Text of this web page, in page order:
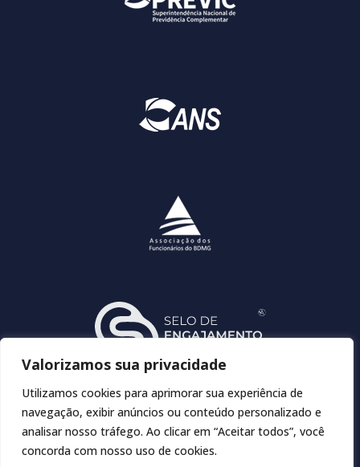
Valorizamos sua privacidade
Utilizamos cookies para aprimorar sua experiência de
navegação, exibir anúncios ou conteúdo personalizado e
analisar nosso tráfego. Ao clicar em “Aceitar todos”, você
concorda com nosso uso de cookies.